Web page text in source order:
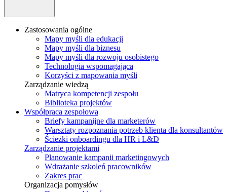
Zastosowania ogólne
Mapy myśli dla edukacji
Mapy myśli dla biznesu
Mapy myśli dla rozwoju osobistego
Technologia wspomagająca
Korzyści z mapowania myśli
Zarządzanie wiedzą
Matryca kompetencji zespołu
Biblioteka projektów
Współpraca zespołowa
Briefy kampanijne dla marketerów
Warsztaty rozpoznania potrzeb klienta dla konsultantów
Ścieżki onboardingu dla HR i L&D
Zarządzanie projektami
Planowanie kampanii marketingowych
Wdrażanie szkoleń pracowników
Zakres prac
Organizacja pomysłów